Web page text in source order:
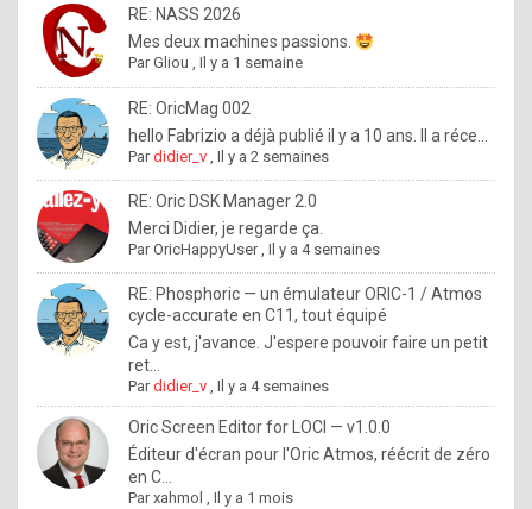
b
y
o
l
e
x
.
I
f
y
o
u
w
RE: NASS 2026
Mes deux machines passions.
ParGliou ,Il y a 1 semaine
RE: OricMag 002
hello Fabrizio a déjà publié il y a 10 ans. Il a réce...
Pardidier_v ,Il y a 2 semaines
RE: Oric DSK Manager 2.0
Merci Didier, je regarde ça.
ParOricHappyUser,Il y a 4 semaines
RE: Phosphoric — un émulateur ORIC-1 / Atmos
cycle-accurate en C11, tout équipé
Ca y est, j'avance. J'espere pouvoir faire un petit
ret...
Pardidier_v ,Il y a 4 semaines
Oric Screen Editor for LOCI — v1.0.0
Éditeur d'écran pour l'Oric Atmos, réécrit de zéro
en C...
Parxahmol ,Il y a 1 mois